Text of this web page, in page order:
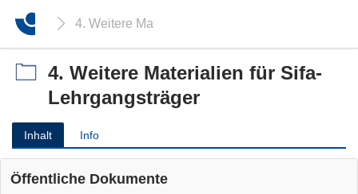
4. Weitere Materialien für Sifa-Lehrgangsträger
4. Weitere Materialien für Sifa-
Lehrgangsträger
Inhalt Info
Öffentliche Dokumente